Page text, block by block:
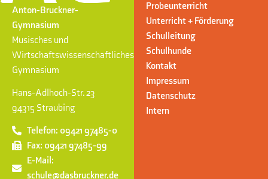
Anton-Bruckner-
Gymnasium
Musisches und
Wirtschaftswissenschaftliches
Gymnasium
Hans-Adlhoch-Str. 23
94315 Straubing
Telefon: 09421 97485-0
Fax: 09421 97485-99
E-Mail:
schule@dasbruckner.de
Probeunterricht
Unterricht + Förderung
Schulleitung
Schulhunde
Kontakt
Impressum
Datenschutz
Intern